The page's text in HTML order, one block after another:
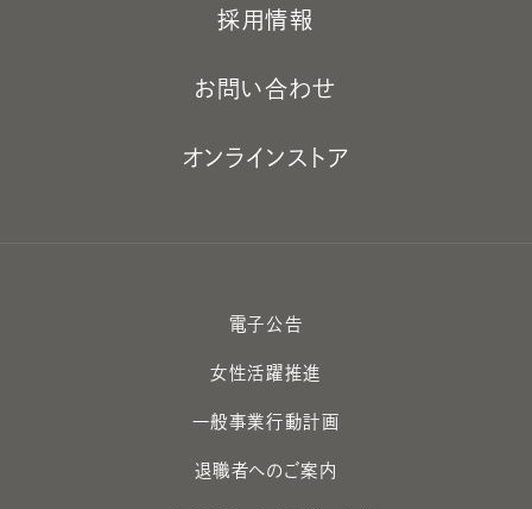
採用情報
お問い合わせ
オンラインストア
電子公告
女性活躍推進
一般事業行動計画
退職者へのご案内